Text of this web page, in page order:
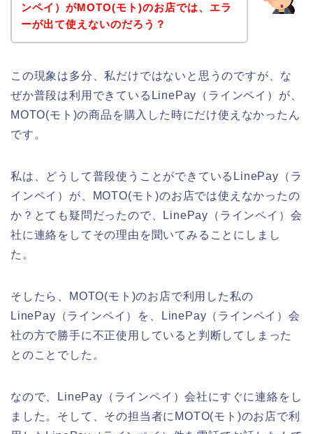
ンペイ）がMOTO(モト)のお店では、エラ
ーが出て使えないのだろう？
この現象は多分、私だけではないと思うのですが、な
ぜか普段は利用できているLinePay（ラインペイ）が、
MOTO(モト)の商品を購入した時にだけ使えなかったん
です。
私は、どうして普段使うことができているLinePay（ラ
インペイ）が、MOTO(モト)のお店では使えなかったの
か？とても疑問だったので、LinePay（ラインペイ）会
社に連絡をしてその理由を聞いてみることにしまし
た。
そしたら、MOTO(モト)のお店で利用した私の
LinePay（ラインペイ）を、LinePay（ラインペイ）会
社の方で勝手に不正使用していると判断してしまった
とのことでした。
なので、LinePay（ラインペイ）会社にすぐに連絡をし
ました。そして、その担当者にMOTO(モト)のお店で利